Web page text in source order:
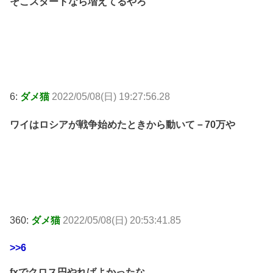
6: ダメ猫 2022/05/08(日) 19:27:56.28
ワイはロシアが戦争始めたときから動いて－70万や
360: ダメ猫 2022/05/08(日) 20:53:41.85
>>6